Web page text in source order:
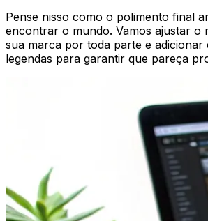
Pense nisso como o polimento final
encontrar o mundo. Vamos ajustar o
sua marca por toda parte e adicionar
legendas para garantir que pareça